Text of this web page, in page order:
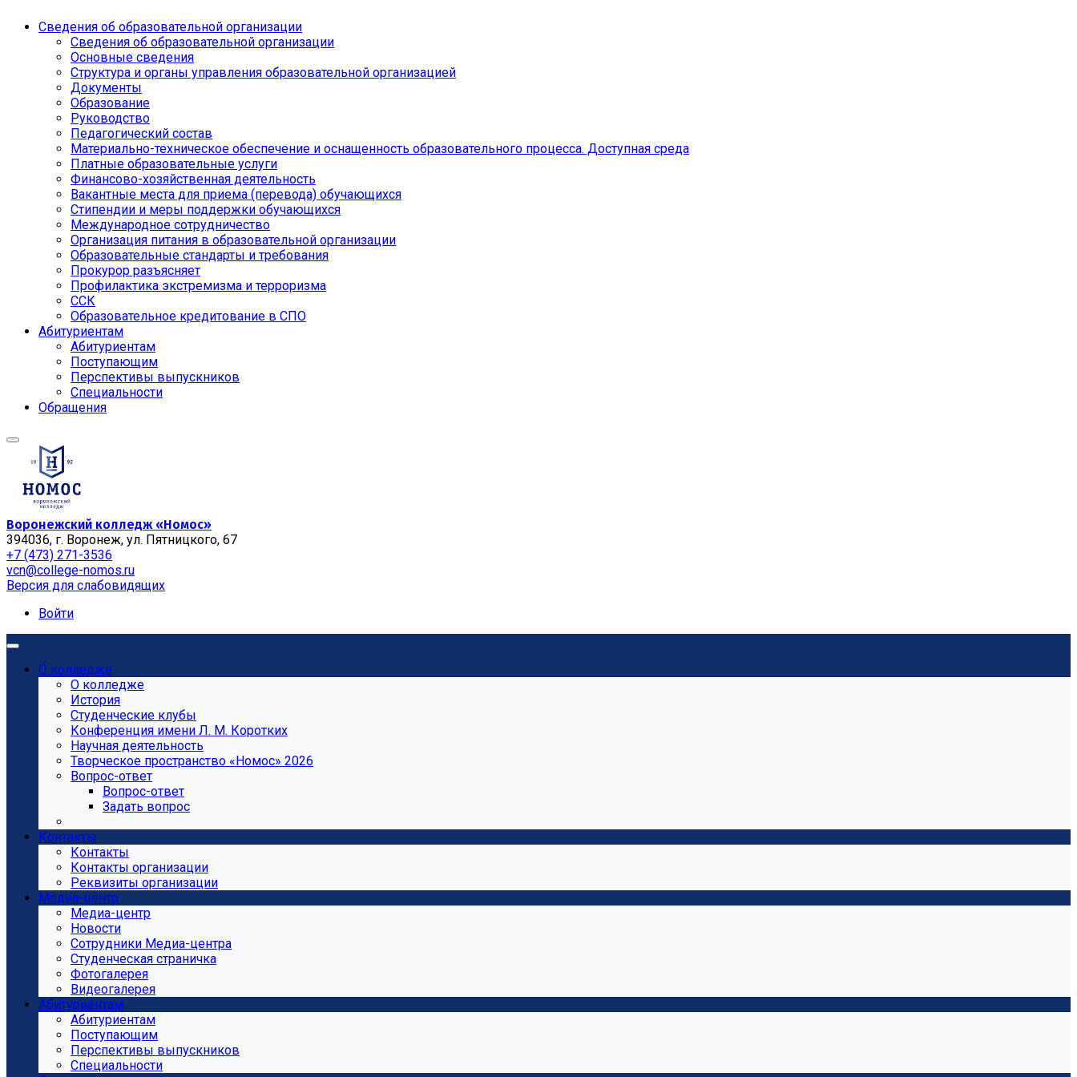
Сведения об образовательной организации
Сведения об образовательной организации
Основные сведения
Структура и органы управления образовательной организацией
Документы
Образование
Руководство
Педагогический состав
Материально-техническое обеспечение и оснащенность образовательного процесса. Доступная среда
Платные образовательные услуги
Финансово-хозяйственная деятельность
Вакантные места для приема (перевода) обучающихся
Стипендии и меры поддержки обучающихся
Международное сотрудничество
Организация питания в образовательной организации
Образовательные стандарты и требования
Прокурор разъясняет
Профилактика экстремизма и терроризма
ССК
Образовательное кредитование в СПО
Абитуриентам
Абитуриентам
Поступающим
Перспективы выпускников
Специальности
Обращения
Воронежский колледж «Номос»
394036, г. Воронеж, ул. Пятницкого, 67
+7 (473) 271-3536
vcn@college-nomos.ru
Версия для слабовидящих
Войти
О колледже
О колледже
История
Студенческие клубы
Конференция имени Л. М. Коротких
Научная деятельность
Творческое пространство «Номос» 2026
Вопрос-ответ
Вопрос-ответ
Задать вопрос
Контакты
Контакты
Контакты организации
Реквизиты организации
Медиа-центр
Медиа-центр
Новости
Сотрудники Медиа-центра
Студенческая страничка
Фотогалерея
Видеогалерея
Абитуриентам
Абитуриентам
Поступающим
Перспективы выпускников
Специальности